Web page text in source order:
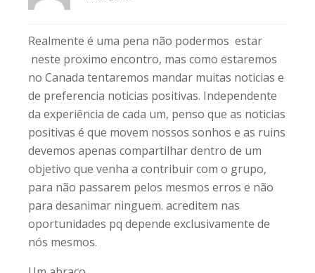
Realmente é uma pena não podermos estar
neste proximo encontro, mas como estaremos
no Canada tentaremos mandar muitas noticias e
de preferencia noticias positivas. Independente
da experiência de cada um, penso que as noticias
positivas é que movem nossos sonhos e as ruins
devemos apenas compartilhar dentro de um
objetivo que venha a contribuir com o grupo,
para não passarem pelos mesmos erros e não
para desanimar ninguem. acreditem nas
oportunidades pq depende exclusivamente de
nós mesmos.